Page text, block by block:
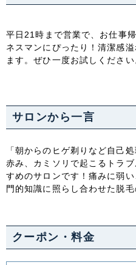
平日21時まで営業で、お仕事
ネスマンにぴったり！清潔感
ます。ぜひ一度お試しください
サロンから一言
「朝からのヒゲ剃りなど自己
赤み、カミソリで起こるトラ
すめのサロンです！痛みに弱
門的知識に照らし合わせた脱
クーポン・料金